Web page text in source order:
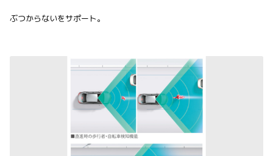
ぶつからないをサポート。